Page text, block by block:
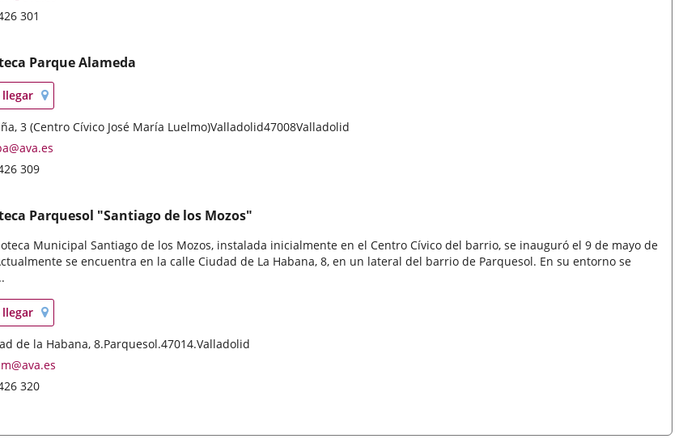
301
Parque Alameda
llegar Enlace
a
una
aplicación
3 (Centro Cívico José María Luelmo)Valladolid47008Valladolid
309
Parquesol "Santiago de los Mozos"
Municipal Santiago de los Mozos, instalada inicialmente en el Centro Cívico del barrio, se inauguró el 9 de mayo de
se encuentra en la calle Ciudad de La Habana, 8, en un lateral del barrio de Parquesol. En su entorno se
llegar Enlace
a
una
aplicación
de la Habana, 8.Parquesol.47014.Valladolid
320